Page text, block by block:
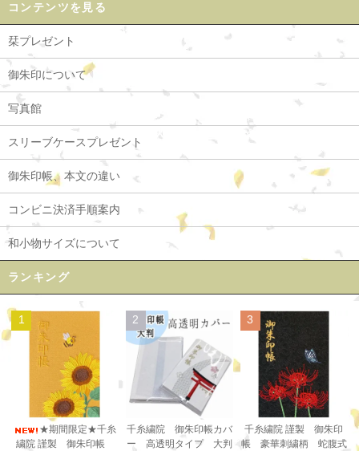
コンテンツを見る
栞プレゼント
御朱印について
写真館
スリーブケースプレゼント
御朱印帳、本文の違い
コンビニ決済手順案内
和小物サイズについて
ランキング
1
★期間限定★千糸
繍院 謹製 御朱印帳
2
千糸繍院 御朱印帳カバ
ー 高透明タイプ 大判
3
千糸繍院 謹製 御朱印
帳 豪華刺繍柄 蛇腹式